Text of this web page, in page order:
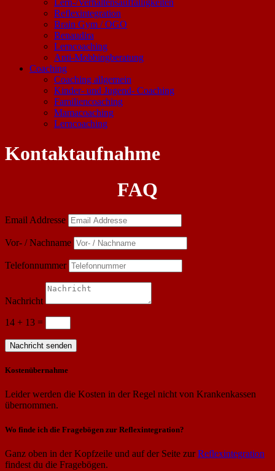
Reflexintegration
Brain Gym / OGO
Benaudira
Lerncoaching
Anti-Mobbingberatung
Coaching
Coaching allgemein
Kinder- und Jugend- Coaching
Familiencoaching
Mamacoaching
Lerncoaching
Kontaktaufnahme
FAQ
Email Addresse
Vor- / Nachname
Telefonnummer
Nachricht
14 + 13 =
Nachricht senden
Kostenübernahme
Leider werden die Kosten in der Regel nicht von Krankenkassen
übernommen.
Wo finde ich die Fragebögen zur Reflexintegration?
Ganz oben in der Kopfzeile und auf der Seite zurReflexintegration
findest du die Fragebögen.